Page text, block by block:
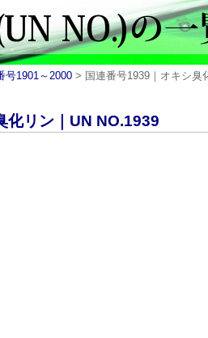
号1901～2000 > 国連番号1939｜オキシ臭
化リン｜UN NO.1939